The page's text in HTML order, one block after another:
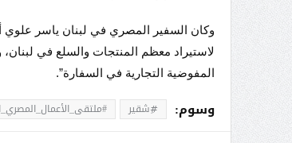
وكان السفير المصري في لبنان ياسر علوي
لاستيراد معظم المنتجات والسلع في
المفوضية التجارية في السفارة”.
وسوم: #ِشقير